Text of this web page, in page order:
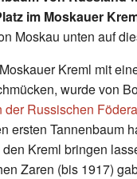
im Moskauer
Moskau unten auf
Kreml mit
wurde von
der Russischen
ersten Tannenbaum
Kreml bringen
Zaren (bis 1917)